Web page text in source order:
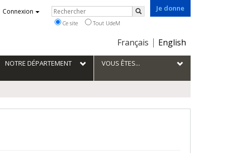
Je donne
Choix
la
langue
Français English
Connexion Rechercher
Rechercher
Ce site Tout UdeM
NOTRE DÉPARTEMENT VOUS ÊTES...